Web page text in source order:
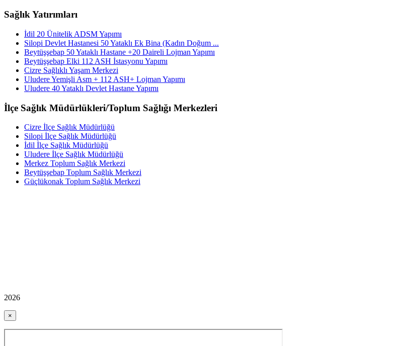
Sağlık Yatırımları
İdil 20 Ünitelik ADSM Yapımı
Silopi Devlet Hastanesi 50 Yataklı Ek Bina (Kadın Doğum ...
Beytüşşebap 50 Yataklı Hastane +20 Daireli Lojman Yapımı
Beytüşşebap Elki 112 ASH İstasyonu Yapımı
Cizre Sağlıklı Yaşam Merkezi
Uludere Yemişli Asm + 112 ASH+ Lojman Yapımı
Uludere 40 Yataklı Devlet Hastane Yapımı
İlçe Sağlık Müdürlükleri/Toplum Sağlığı Merkezleri
Cizre İlçe Sağlık Müdürlüğü
Silopi İlçe Sağlık Müdürlüğü
İdil İlçe Sağlık Müdürlüğü
Uludere İlçe Sağlık Müdürlüğü
Merkez Toplum Sağlık Merkezi
Beytüşşebap Toplum Sağlık Merkezi
Güçlükonak Toplum Sağlık Merkezi
2026
×